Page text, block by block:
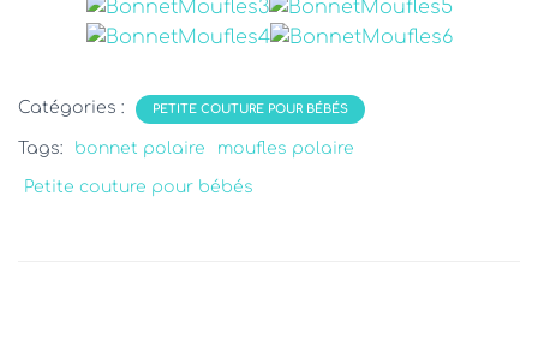
Catégories : PETITE COUTURE POUR BÉBÉS
Tags: bonnet polaire moufles polaire
Petite couture pour bébés